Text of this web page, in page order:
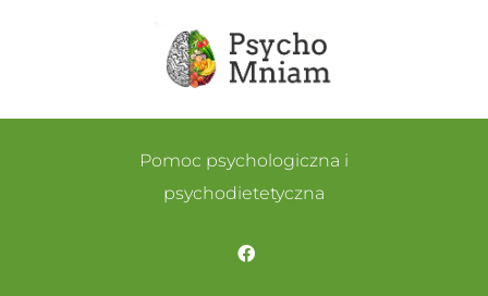
Pomoc psychologiczna i
psychodietetyczna